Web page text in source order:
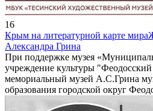
16
Крым на литературной карте мира
Александра Грина
При поддержке музея
учреждение культуры "Феодосский
мемориальный музей А.С.Грина
образования городской округ